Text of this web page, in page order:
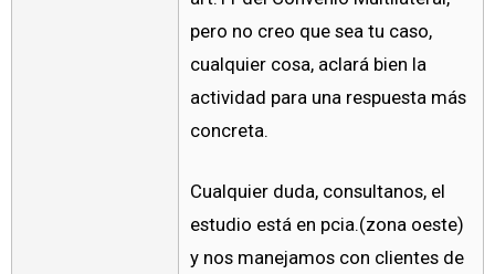
pero no creo que sea tu caso,
cualquier cosa, aclará bien la
actividad para una respuesta más
concreta.
Cualquier duda, consultanos, el
estudio está en pcia.(zona oeste)
y nos manejamos con clientes de